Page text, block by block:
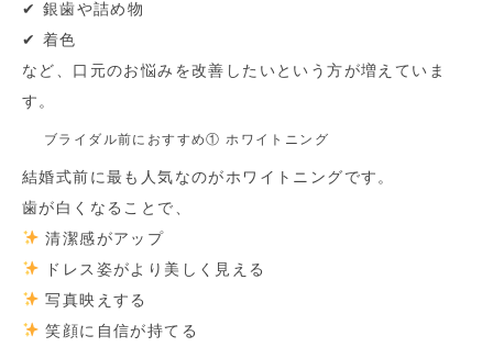
✔ 銀歯や詰め物
✔ 着色
など、口元のお悩みを改善したいという方が増えていま
す。
ブライダル前におすすめ① ホワイトニング
結婚式前に最も人気なのがホワイトニングです。
歯が白くなることで、
清潔感がアップ
ドレス姿がより美しく見える
写真映えする
笑顔に自信が持てる